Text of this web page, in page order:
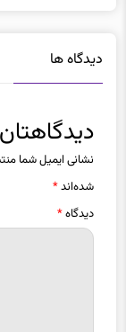
دیدگاه ها
نشانی ایمیل شما
شده‌اند*
دیدگاه*